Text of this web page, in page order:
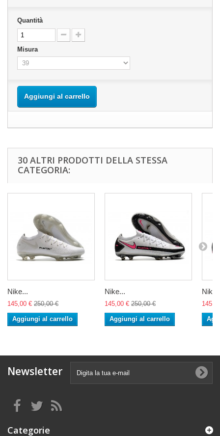
Quantità
Misura
Aggiungi al carrello
30 ALTRI PRODOTTI DELLA STESSA
CATEGORIA:
Nike...
145,00 € 250,00 €
Aggiungi al carrello
Nike...
145,00 € 250,00 €
Aggiungi al carrello
Newsletter
Categorie